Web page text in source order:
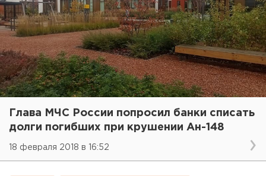
Глава МЧС России попросил банки списать
долги погибших при крушении Ан-148
18 февраля 2018 в 16:52